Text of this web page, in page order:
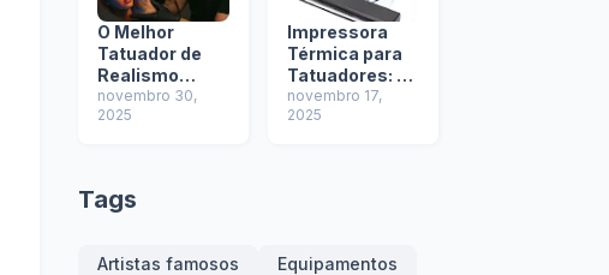
O Melhor
Tatuador de
Realismo
Colorido do
Mundo em
da Arte
novembro 30,
2025
Impressora
Térmica para
Tatuadores: O
Guia Definitivo
para Stencils
novembro 17,
2025
Tags
Artistas famosos
Equipamentos